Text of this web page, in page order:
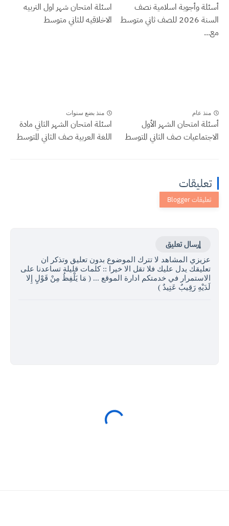
أسئلة وأجوبة اسلامية نصف
السنة 2026 للصف ثاني متوسط
مع...
اسئلة امتحان شهر اول التربيه
الاخلاقيه للثاني متوسط
منذ عام
أسئلة امتحان الشهر الأول
الاجتماعيات صف الثاني المتوسط
منذ بضع سنوات
اسئلة امتحان الشهر الثاني مادة
اللغة العربية صف الثاني المتوسط
تعليقات
إرسال تعليق
عزيزي المشاهد لا تترك الموضوع بدون تعليق وتذكر ان
تعليقك يدل عليك فلا تقل الا خيرا :: كلمات قليلة تساعدنا على
الاستمرار في خدمتكم ادارة الموقع ... ( مَا يَلْفِظُ مِنْ قَوْلٍ إِلا
لَدَيْهِ رَقِيبٌ عَتِيدٌ )